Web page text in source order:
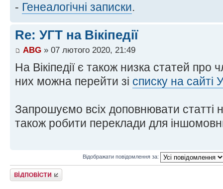
- Генеалогічні записки.
Re: УГТ на Вікіпедії
ABG » 07 лютого 2020, 21:49
На Вікіпедії є також низка статей про
них можна перейти зі списку на сайті
Запрошуємо всіх доповнювати статті на
також робити переклади для
Відображати повідомлення за:
Відповісти